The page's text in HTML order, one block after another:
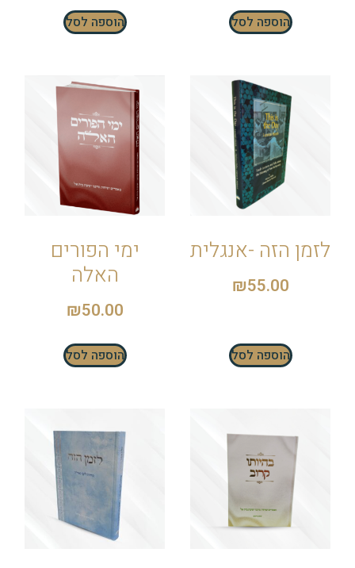
הוספה לסל הוספה לסל
לזמן הזה -אנגלית
₪55.00
הוספה לסל
ימי הפורים
האלה
₪50.00
הוספה לסל